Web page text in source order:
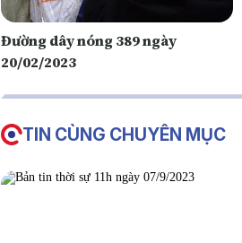
Đường dây nóng 389 ngày
20/02/2023
TIN CÙNG CHUYÊN MỤC